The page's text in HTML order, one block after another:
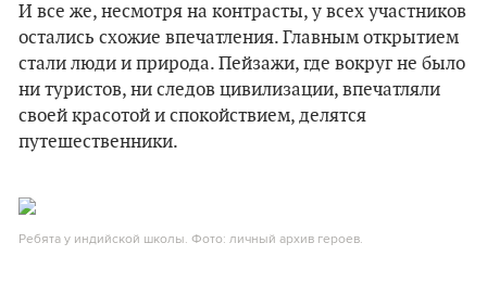
И все же, несмотря на контрасты, у всех участников
остались схожие впечатления. Главным открытием
стали люди и природа. Пейзажи, где вокруг не было
ни туристов, ни следов цивилизации, впечатляли
своей красотой и спокойствием, делятся
путешественники.
Ребята у индийской школы. Фото: личный архив героев.